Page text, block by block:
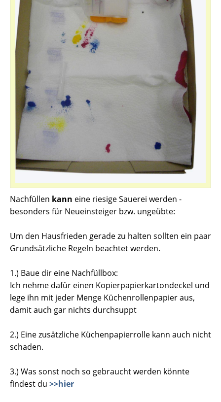
Nachfüllen kann eine riesige Sauerei werden -
besonders für Neueinsteiger bzw. ungeübte:
Um den Hausfrieden gerade zu halten sollten ein paar
Grundsätzliche Regeln beachtet werden.
1.) Baue dir eine Nachfüllbox:
Ich nehme dafür einen Kopierpapierkartondeckel und
lege ihn mit jeder Menge Küchenrollenpapier aus,
damit auch gar nichts durchsuppt
2.) Eine zusätzliche Küchenpapierrolle kann auch nicht
schaden.
3.) Was sonst noch so gebraucht werden könnte
findest du >>hier